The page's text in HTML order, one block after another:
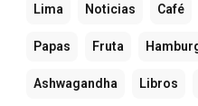
Lima Noticias Café
Papas Fruta
Ashwagandha Libros